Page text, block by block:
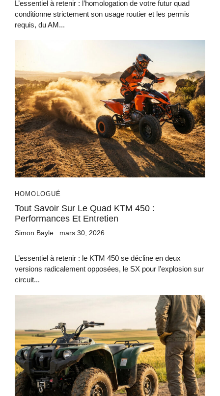
L’essentiel à retenir : l’homologation de votre futur quad
conditionne strictement son usage routier et les permis
requis, du AM...
HOMOLOGUÉ
Tout Savoir Sur Le Quad KTM 450 :
Performances Et Entretien
Simon Bayle mars 30, 2026
L’essentiel à retenir : le KTM 450 se décline en deux
versions radicalement opposées, le SX pour l’explosion sur
circuit...